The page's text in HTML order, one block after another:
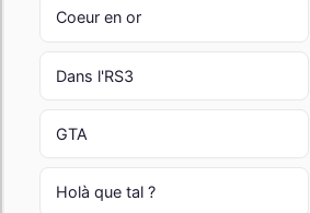
Coeur en or
Dans l'RS3
GTA
Holà que tal ?